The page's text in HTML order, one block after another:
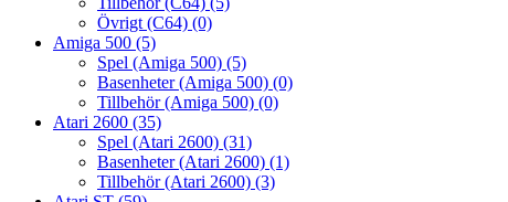
Övrigt (C64) (0)
Amiga 500 (5)
Spel (Amiga 500) (5)
Basenheter (Amiga 500) (0)
Tillbehör (Amiga 500) (0)
Atari 2600 (35)
Spel (Atari 2600) (31)
Basenheter (Atari 2600) (1)
Tillbehör (Atari 2600) (3)